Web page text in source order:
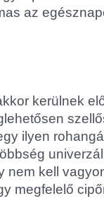
az
kerülnek
ilyen
nem kell
megfelelő